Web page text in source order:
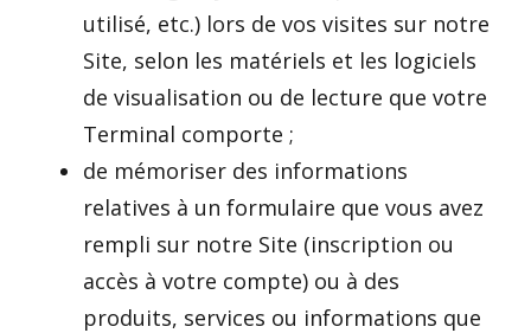
utilisé, etc.) lors de vos visites sur notre
Site, selon les matériels et les logiciels
de visualisation ou de lecture que votre
Terminal comporte ;
de mémoriser des informations
relatives à un formulaire que vous avez
rempli sur notre Site (inscription ou
accès à votre compte) ou à des
produits, services ou informations que